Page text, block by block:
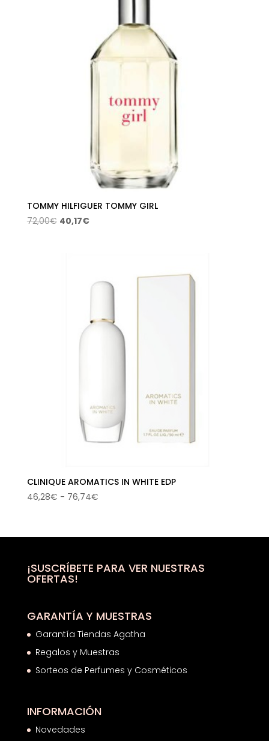
TOMMY HILFIGUER TOMMY GIRL
72,00€ El
40,17€El
CLINIQUE AROMATICS IN WHITE EDP
46,28€ - 76,74€Rango
desde
hasta
¡SUSCRÍBETE PARA VER NUESTRAS
OFERTAS!
GARANTÍA Y MUESTRAS
Garantía Tiendas Agatha
Regalos y Muestras
Sorteos de Perfumes y Cosméticos
INFORMACIÓN
Novedades